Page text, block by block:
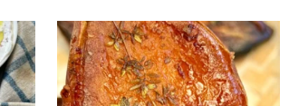
להשקיע בפיתות היסטריות
ג׳חנון תימני אמיתי!! ולא